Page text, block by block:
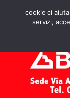
Caldaie
Biasi
Preventivo!
I cookie ci
servizi,